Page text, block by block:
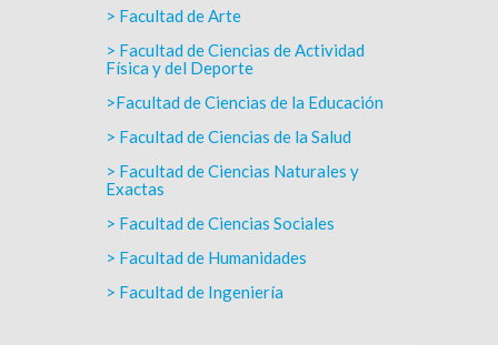
> Facultad de Arte
> Facultad de Ciencias de Actividad
Física y del Deporte
>Facultad de Ciencias de la Educación
> Facultad de Ciencias de la Salud
> Facultad de Ciencias Naturales y
Exactas
> Facultad de Ciencias Sociales
> Facultad de Humanidades
> Facultad de Ingeniería